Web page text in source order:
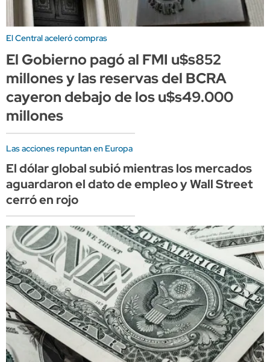
El Central aceleró compras
El Gobierno pagó al FMI u$s852
millones y las reservas del BCRA
cayeron debajo de los u$s49.000
millones
Las acciones repuntan en Europa
El dólar global subió mientras los mercados
aguardaron el dato de empleo y Wall Street
cerró en rojo